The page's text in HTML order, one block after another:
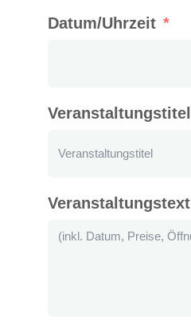
Datum/Uhrzeit
Veranstaltungstitel
Veranstaltungstext